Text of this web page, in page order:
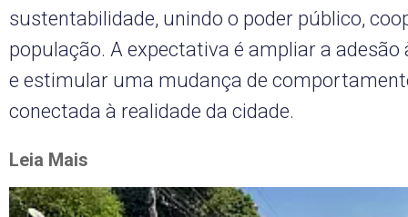
sustentabilidade, unindo o poder público,
população. A expectativa é ampliar a adesão
e estimular uma mudança de
conectada à realidade da cidade.
Leia Mais